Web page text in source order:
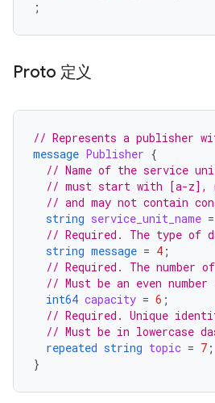
Proto 定义
// Represents a publisher
message Publisher {
// Name of the service
// must start with [a-z],
// and may not contain
string service_unit_name =
// Required. The type of
string message = 4 ;
// Required. The number
// Must be an even number
int64 capacity = 6 ;
// Required. Unique
// Must be in lowercase
repeated string topic = 7 ;
}